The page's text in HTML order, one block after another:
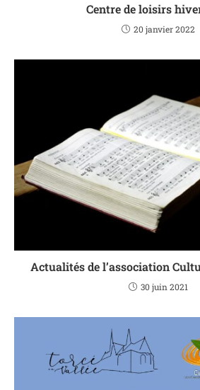
Centre de loisirs
20 janvier 2022
Actualités de l’association
30 juin 2021